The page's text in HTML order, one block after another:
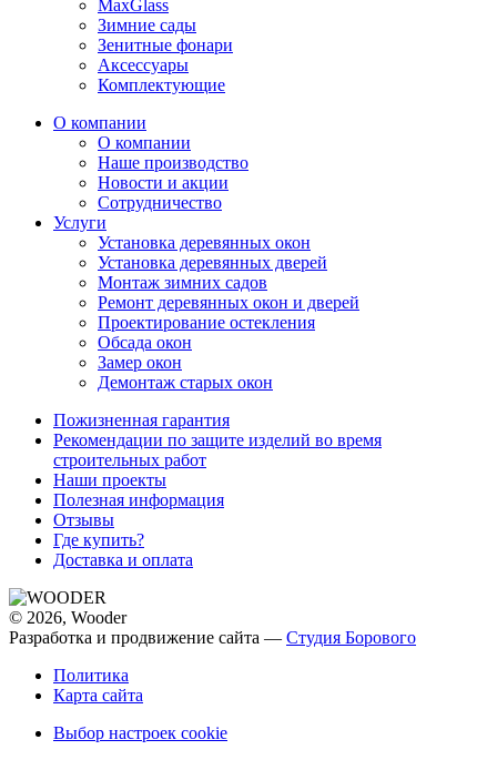
MaxGlass
Зимние сады
Зенитные фонари
Аксессуары
Комплектующие
О компании
О компании
Наше производство
Новости и акции
Сотрудничество
Услуги
Установка деревянных окон
Установка деревянных дверей
Монтаж зимних садов
Ремонт деревянных окон и дверей
Проектирование остекления
Обсада окон
Замер окон
Демонтаж старых окон
Пожизненная гарантия
Рекомендации по защите изделий во время
строительных работ
Наши проекты
Полезная информация
Отзывы
Где купить?
Доставка и оплата
© 2026, Wooder
Разработка и продвижение сайта — Студия Борового
Политика
Карта сайта
Выбор настроек cookie